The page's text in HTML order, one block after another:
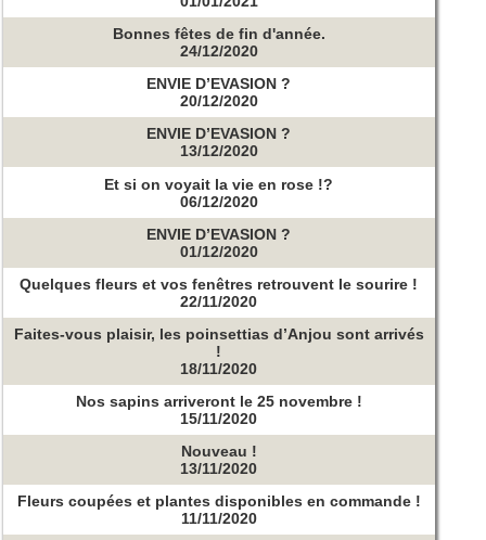
Bonnes fêtes de fin d'année.
24/12/2020
ENVIE D’EVASION ?
20/12/2020
ENVIE D’EVASION ?
13/12/2020
Et si on voyait la vie en rose !?
06/12/2020
ENVIE D’EVASION ?
01/12/2020
Quelques fleurs et vos fenêtres retrouvent le sourire !
22/11/2020
Faites-vous plaisir, les poinsettias d’Anjou sont arrivés
!
18/11/2020
Nos sapins arriveront le 25 novembre !
15/11/2020
Nouveau !
13/11/2020
Fleurs coupées et plantes disponibles en commande !
11/11/2020